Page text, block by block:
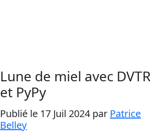
Lune de miel avec DVTR
et PyPy
Publié le 17 Juil 2024 par Patrice
Belley